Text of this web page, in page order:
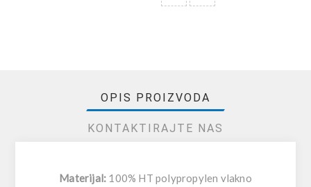
OPIS PROIZVODA
KONTAKTIRAJTE NAS
Materijal: 100% HT polypropylen vlakno